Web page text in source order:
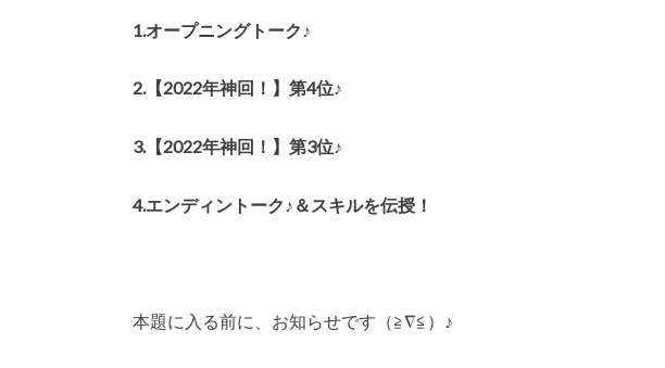
1.オープニングトーク♪
2.【2022年神回！】第4位♪
3.【2022年神回！】第3位♪
4.エンディントーク♪＆スキルを伝授！
本題に入る前に、お知らせです（≧∇≦）♪